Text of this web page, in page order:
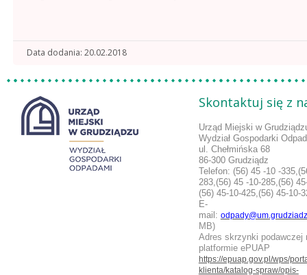
Data dodania 20.02.2018
Skontaktuj się z
Urząd Miejski w
Wydział Gospodarki
ul. Chełmińska 68
86-300 Grudziądz
Telefon: (56) 45 -10 -
283,(56) 45 -10-285,(56)
(56) 45-10-425,(56) 45-10-
E-
mail:
MB)
Adres skrzynki podawczej
platformie ePUAP
https://epuap.gov.pl/wps/
klienta/katalog-spraw/opis-